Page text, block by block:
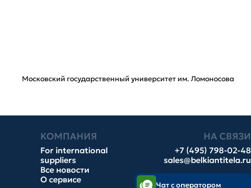
Московский государственный университет им. Ломоносова
КОМПАНИЯ
For international
suppliers
Все новости
О сервисе
НА СВЯЗИ
+7 (495) 798-02-48
sales@belkiantitela.ru
Чат с оператором